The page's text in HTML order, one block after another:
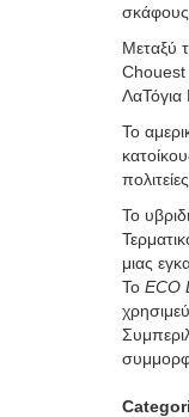
σκάφους
Μεταξύ
Chouest
ΛαΤόγια
Το
Το
μιας
Το ECO